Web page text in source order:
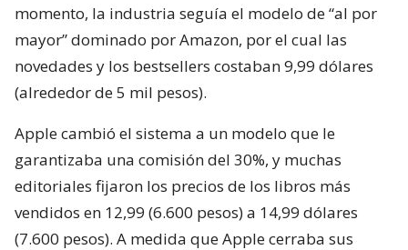
momento, la industria seguía el modelo de “al por
mayor” dominado por Amazon, por el cual las
novedades y los bestsellers costaban 9,99 dólares
(alrededor de 5 mil pesos).
Apple cambió el sistema a un modelo que le
garantizaba una comisión del 30%, y muchas
editoriales fijaron los precios de los libros más
vendidos en 12,99 (6.600 pesos) a 14,99 dólares
(7.600 pesos). A medida que Apple cerraba sus